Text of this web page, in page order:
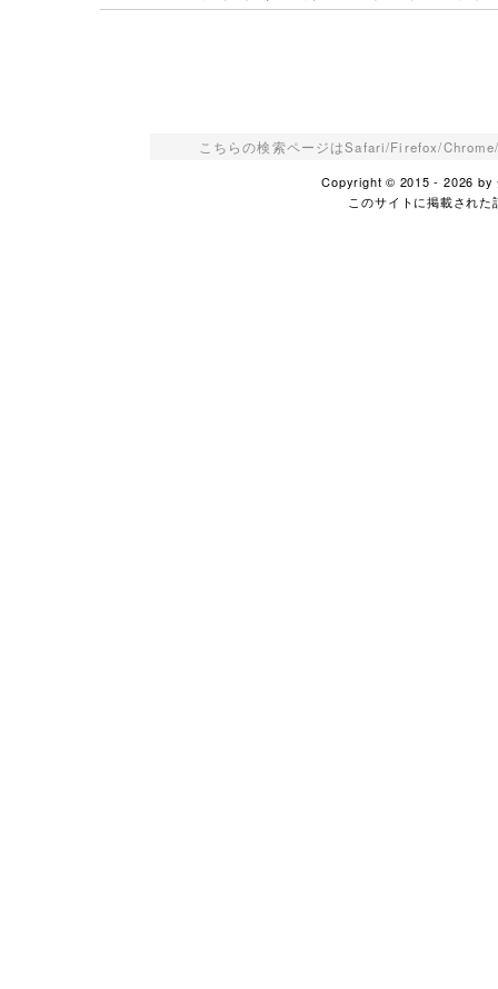
こちらの検索ページはSafari/Firefox/
Copyright © 2015 - 2026 by
このサイトに掲載され